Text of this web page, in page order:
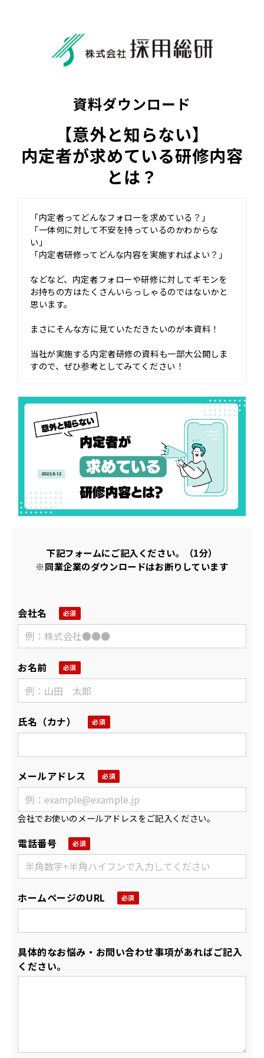
資料ダウンロード
【意外と知らない】
内定者が求めている研修内容
とは？
「内定者ってどんなフォローを求めている？」
「一体何に対して不安を持っているのかわからな
い」
「内定者研修ってどんな内容を実施すればよい？」
などなど、内定者フォローや研修に対してギモンを
お持ちの方はたくさんいらっしゃるのではないかと
思います。
まさにそんな方に見ていただきたいのが本資料！
当社が実施する内定者研修の資料も一部大公開しま
すので、ぜひ参考としてみてください！
下記フォームにご記入ください。（1分）
※同業企業のダウンロードはお断りしています
会社名
お名前
氏名（カナ）
メールアドレス
会社でお使いのメールアドレスをご記入ください。
電話番号
ホームページのURL
具体的なお悩み・お問い合わせ事項があればご記入
ください。